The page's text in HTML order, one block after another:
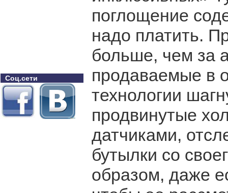
Соц.сети
поглощение
надо платить.
больше, чем за
продаваемые в
технологии
продвинутые
датчиками,
бутылки со
образом, даже